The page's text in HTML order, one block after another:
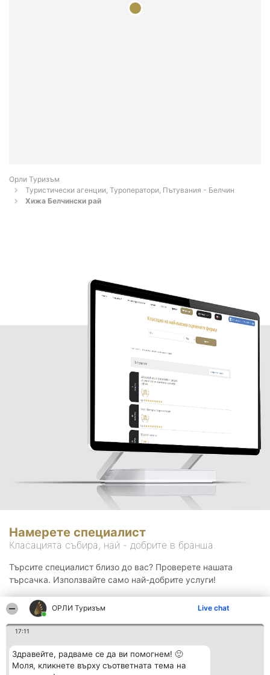
ОРЛИ Туризъм Live chat
17:11
Здравейте, радваме се да ви помогнем! 🙂
Моля, кликнете върху съответната тема на
Орли Туризъм
Туристически агенции, Туроператори, Пътувания - Белчин
Хижа Белчински рай
Намерете специалист
Класацията събира, най - добрите в бранша.
Търсите специалист близо до вас? Проверете нашата
търсачка. Използвайте само най-добрите услуги!